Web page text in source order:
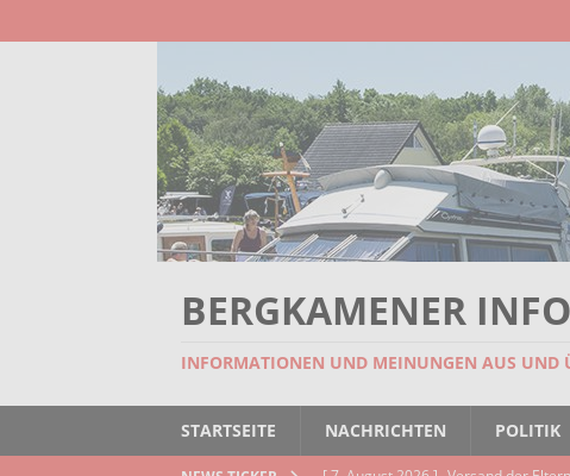
BERGKAMENER
INFORMATIONEN UND MEINUNGEN AUS UND
STARTSEITE NACHRICHTEN POLITIK